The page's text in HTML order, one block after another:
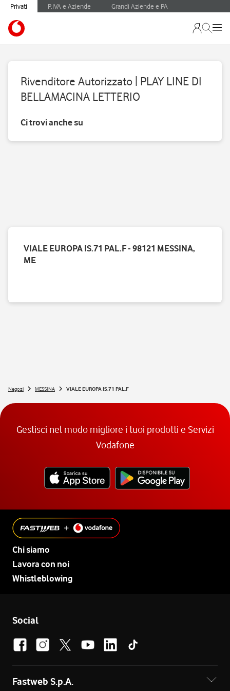
Privati P.IVA e Aziende Grandi Aziende e PA
Rivenditore Autorizzato | PLAY LINE DI
BELLAMACINA LETTERIO
Ci trovi anche su
VIALE EUROPA IS.71 PAL.F - 98121 MESSINA,
ME
Negozi MESSINA VIALE EUROPA IS.71 PAL.F
Gestisci nel modo migliore i tuoi prodotti e Servizi
Vodafone
Chi siamo
Lavora con noi
Whistleblowing
Social
Fastweb S.p.A.